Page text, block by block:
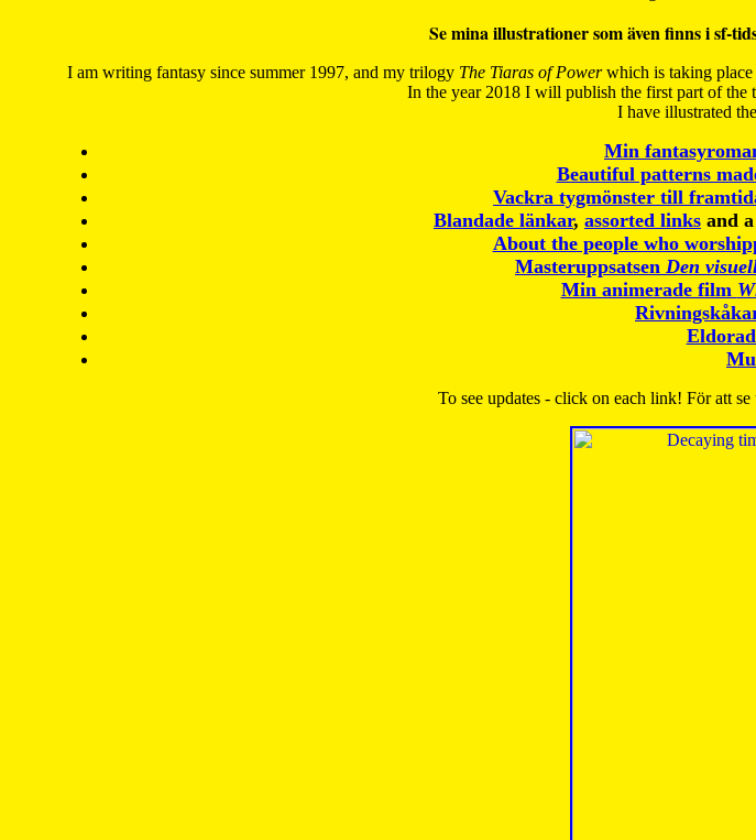
Se mina illustrationer som även finns i sf-
I am writing fantasy since summer 1997, and my trilogy The Tiaras of Powerwhich is taking place
In the year 2018 I will publish the first part of the
I have illustrated
Min
Beautiful patterns
Vackra tygmönster till
Blandade länkar, assorted links and
About the people who
Masteruppsatsen Den
Min animerade film
To see updates - click on each link! För att